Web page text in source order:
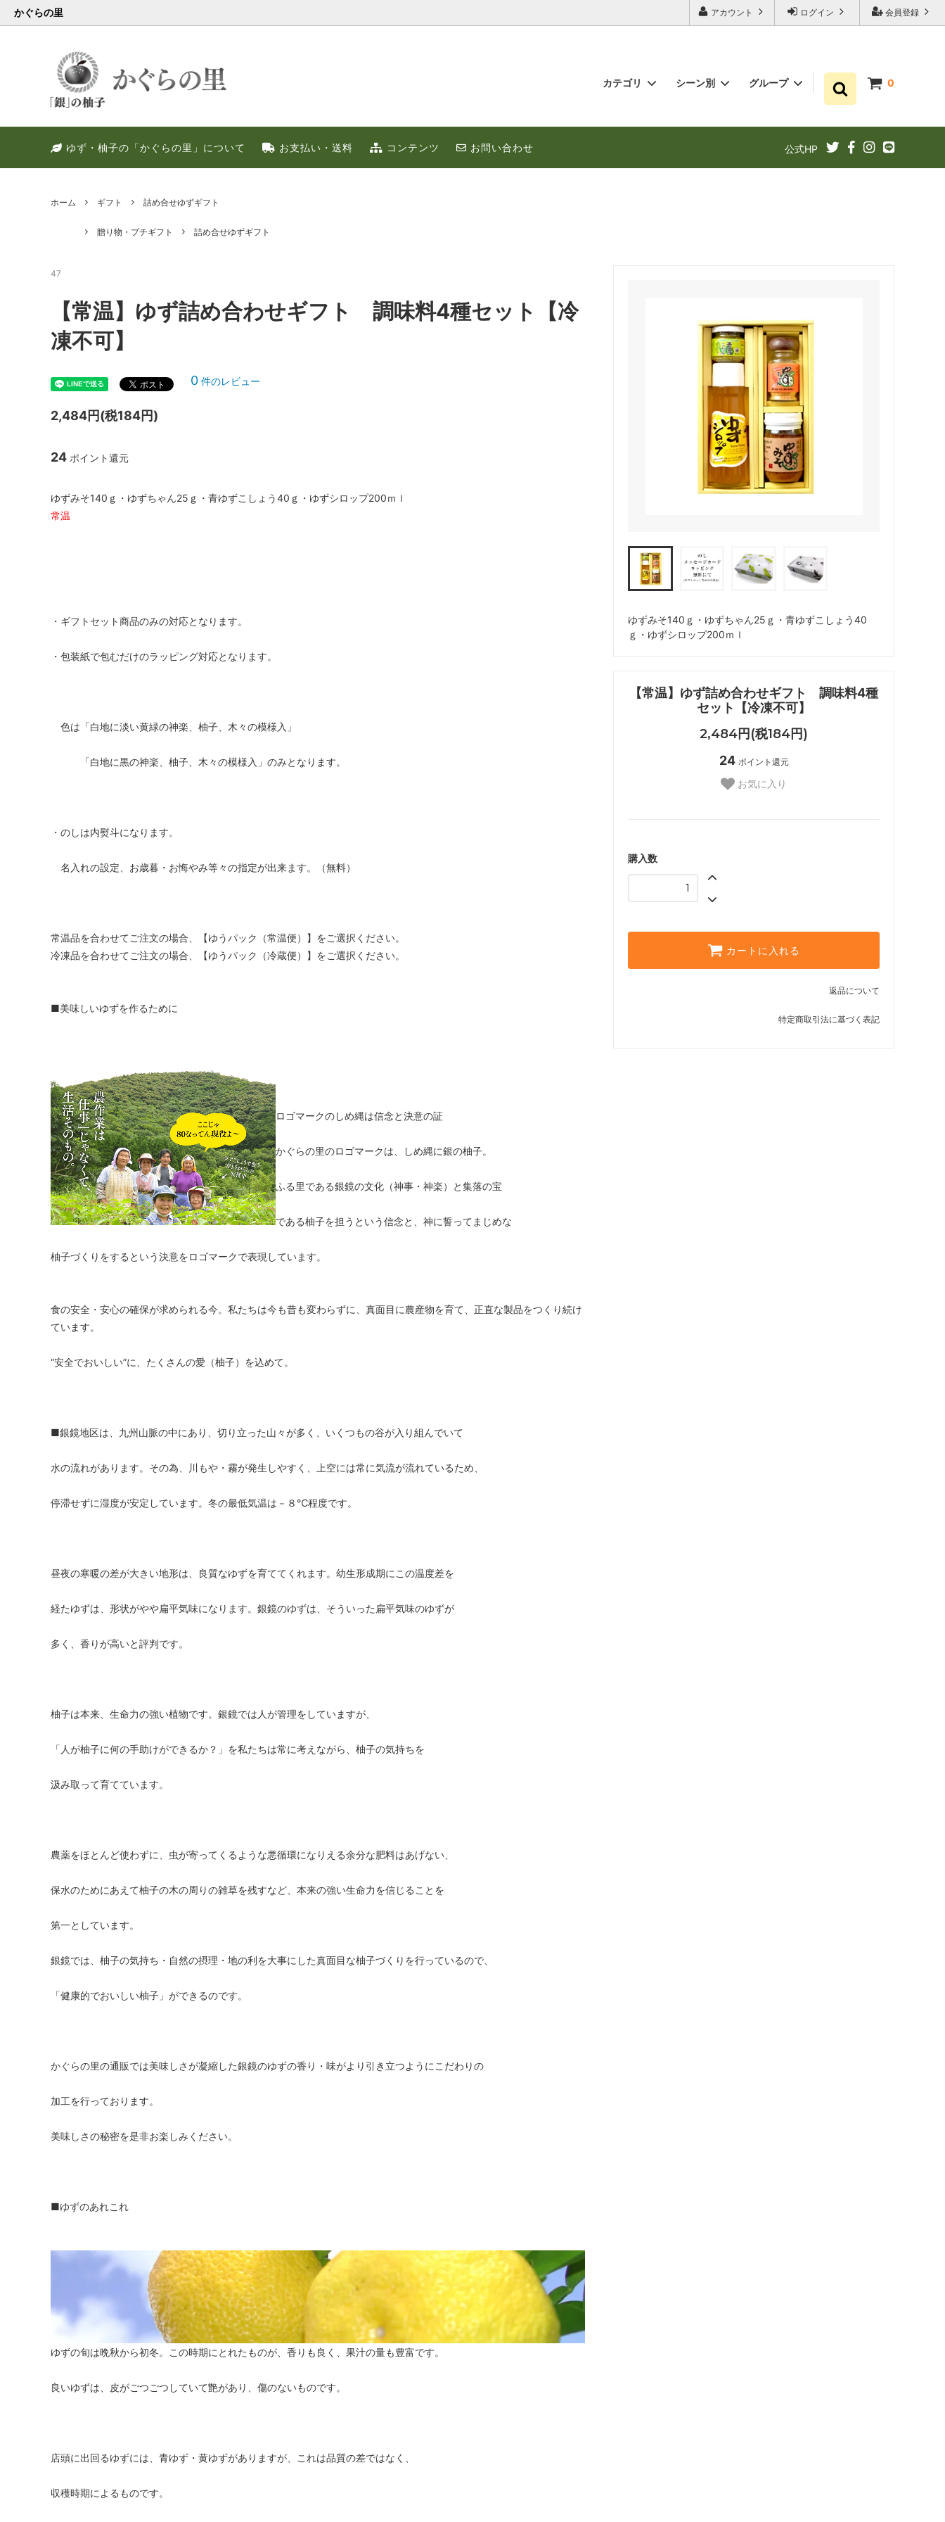
かぐらの里 会員登録
ログイン
アカウント
0
カテゴリ シーン別 グループ
ゆず・柚子の「かぐらの里」について お支払い・送料 コンテンツ お問い合わせ 公式HP
ホーム ギフト 詰め合せゆずギフト
贈り物・プチギフト 詰め合せゆずギフト
ゆずみそ140ｇ・ゆずちゃん25ｇ・青ゆずこしょう40
ｇ・ゆずシロップ200ｍｌ
【常温】ゆず詰め合わせギフト 調味料4種
セット【冷凍不可】
2,484円(税184円)
24 ポイント還元
お気に入り
購入数
カートに入れる
返品について
特定商取引法に基づく表記
47
【常温】ゆず詰め合わせギフト 調味料4種セット【冷
凍不可】
0 件のレビュー
2,484円(税184円)
24 ポイント還元
ゆずみそ140ｇ・ゆずちゃん25ｇ・青ゆずこしょう40ｇ・ゆずシロップ200ｍｌ
常温
・ギフトセット商品のみの対応となります。
・包装紙で包むだけのラッピング対応となります。
色は「白地に淡い黄緑の神楽、柚子、木々の模様入」
「白地に黒の神楽、柚子、木々の模様入」のみとなります。
・のしは内熨斗になります。
名入れの設定、お歳暮・お悔やみ等々の指定が出来ます。（無料）
常温品を合わせてご注文の場合、【ゆうパック（常温便）】をご選択ください。
冷凍品を合わせてご注文の場合、【ゆうパック（冷蔵便）】をご選択ください。
■美味しいゆずを作るために
ロゴマークのしめ縄は信念と決意の証
かぐらの里のロゴマークは、しめ縄に銀の柚子。
ふる里である銀鏡の文化（神事・神楽）と集落の宝
である柚子を担うという信念と、神に誓ってまじめな
柚子づくりをするという決意をロゴマークで表現しています。
食の安全・安心の確保が求められる今。私たちは今も昔も変わらずに、真面目に農産物を育て、正直な製品をつくり続け
ています。
“安全でおいしい”に、たくさんの愛（柚子）を込めて。
■銀鏡地区は、九州山脈の中にあり、切り立った山々が多く、いくつもの谷が入り組んでいて
水の流れがあります。その為、川もや・霧が発生しやすく、上空には常に気流が流れているため、
停滞せずに湿度が安定しています。冬の最低気温は－８℃程度です。
昼夜の寒暖の差が大きい地形は、良質なゆずを育ててくれます。幼生形成期にこの温度差を
経たゆずは、形状がやや扁平気味になります。銀鏡のゆずは、そういった扁平気味のゆずが
多く、香りが高いと評判です。
柚子は本来、生命力の強い植物です。銀鏡では人が管理をしていますが、
「人が柚子に何の手助けができるか？」を私たちは常に考えながら、柚子の気持ちを
汲み取って育てています。
農薬をほとんど使わずに、虫が寄ってくるような悪循環になりえる余分な肥料はあげない、
保水のためにあえて柚子の木の周りの雑草を残すなど、本来の強い生命力を信じることを
第一としています。
銀鏡では、柚子の気持ち・自然の摂理・地の利を大事にした真面目な柚子づくりを行っているので、
「健康的でおいしい柚子」ができるのです。
かぐらの里の通販では美味しさが凝縮した銀鏡のゆずの香り・味がより引き立つようにこだわりの
加工を行っております。
美味しさの秘密を是非お楽しみください。
■ゆずのあれこれ
ゆずの旬は晩秋から初冬。この時期にとれたものが、香りも良く、果汁の量も豊富です。
良いゆずは、皮がごつごつしていて艶があり、傷のないものです。
店頭に出回るゆずには、青ゆず・黄ゆずがありますが、これは品質の差ではなく、
収穫時期によるものです。